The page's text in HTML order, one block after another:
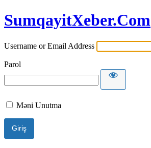
SumqayitXeber.Com
Username or Email Address
Parol
Məni Unutma